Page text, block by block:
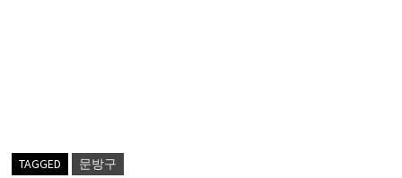
TAGGED 문방구